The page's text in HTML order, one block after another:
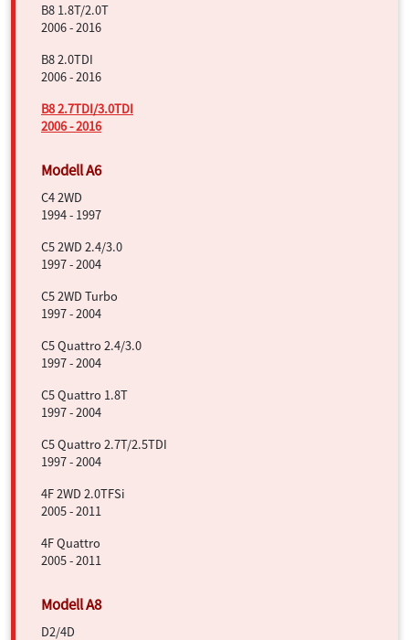
B8 1.8T/2.0T
2006 - 2016
B8 2.0TDI
2006 - 2016
B8 2.7TDI/3.0TDI
2006 - 2016
C4 2WD
1994 - 1997
C5 2WD 2.4/3.0
1997 - 2004
C5 2WD Turbo
1997 - 2004
C5 Quattro 2.4/3.0
1997 - 2004
C5 Quattro 1.8T
1997 - 2004
C5 Quattro 2.7T/2.5TDI
1997 - 2004
4F 2WD 2.0TFSi
2005 - 2011
4F Quattro
2005 - 2011
D2/4D